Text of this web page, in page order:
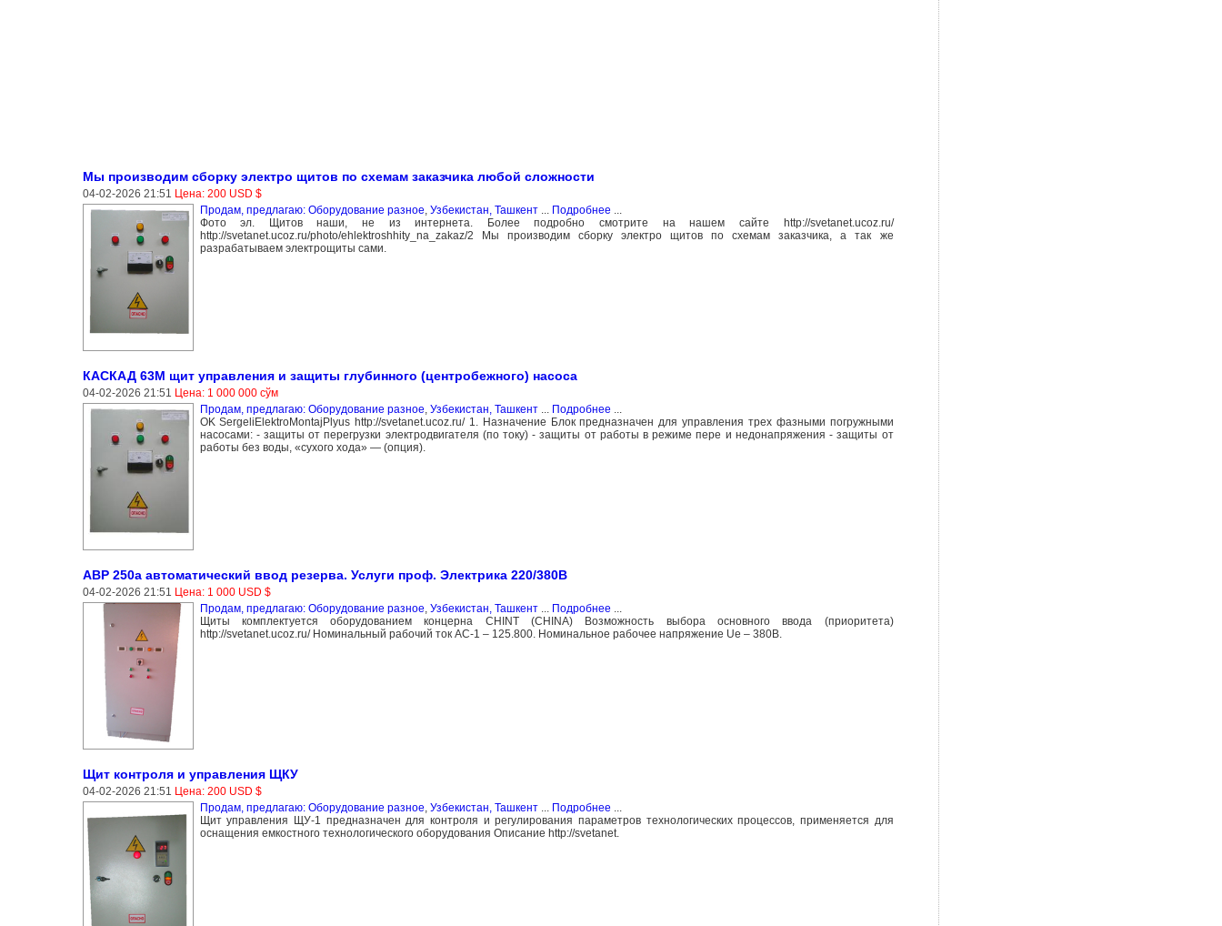
Мы производим сборку электро щитов по схемам заказчика любой сложности
04-02-2026 21:51 Цена: 200 USD $
Продам, предлагаю: Оборудование разное, Узбекистан, Ташкент... Подробнее ...
Фото эл. Щитов наши, не из интернета. Более подробно смотрите на нашем сайте http://svetanet.ucoz.ru/
http://svetanet.ucoz.ru/photo/ehlektroshhity_na_zakaz/2 Мы производим сборку электро щитов по схемам заказчика, а так же
разрабатываем электрощиты сами.
КАСКАД 63М щит управления и защиты глубинного (центробежного) насоса
04-02-2026 21:51 Цена: 1 000 000 сўм
Продам, предлагаю: Оборудование разное, Узбекистан, Ташкент... Подробнее ...
OK SergeliElektroMontajPlyus http://svetanet.ucoz.ru/ 1. Назначение Блок предназначен для управления трех фазными погружными
насосами: - защиты от перегрузки электродвигателя (по току) - защиты от работы в режиме пере и недонапряжения - защиты от
работы без воды, «сухого хода» — (опция).
АВР 250а автоматический ввод резерва. Услуги проф. Электрика 220/380В
04-02-2026 21:51 Цена: 1 000 USD $
Продам, предлагаю: Оборудование разное, Узбекистан, Ташкент... Подробнее ...
Щиты комплектуется оборудованием концерна CHINT (CHINA) Возможность выбора основного ввода (приоритета)
http://svetanet.ucoz.ru/ Номинальный рабочий ток АС-1 – 125.800. Номинальное рабочее напряжение Ue – 380В.
Щит контроля и управления ЩКУ
04-02-2026 21:51 Цена: 200 USD $
Продам, предлагаю: Оборудование разное, Узбекистан, Ташкент... Подробнее ...
Щит управления ЩУ-1 предназначен для контроля и регулирования параметров технологических процессов, применяется для
оснащения емкостного технологического оборудования Описание http://svetanet.